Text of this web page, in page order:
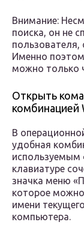
Внимание:
поиска, он не
пользователя,
Именно
можно только
Открыть
комбинацией
В
удобная
используемым
клавиатуре
значка меню
которое
имени
компьютера.